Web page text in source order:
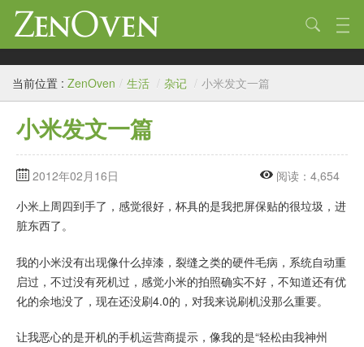
技术
生活
作品
标签
归档
链接
关于
当前位置 : ZenOven / 生活 / 杂记 / 小米发文一篇
小米发文一篇
2012年02月16日
阅读：4,654
小米上周四到手了，感觉很好，杯具的是我把屏保贴的很垃圾，进
脏东西了。
我的小米没有出现像什么掉漆，裂缝之类的硬件毛病，系统自动重
启过，不过没有死机过，感觉小米的拍照确实不好，不知道还有优
化的余地没了，现在还没刷4.0的，对我来说刷机没那么重要。
让我恶心的是开机的手机运营商提示，像我的是“轻松由我神州